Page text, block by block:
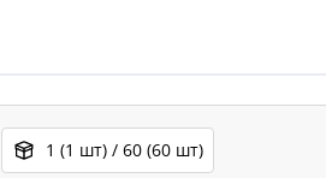
1 (1 шт) / 60 (60 шт)